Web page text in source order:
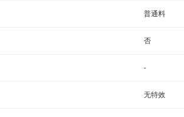
普通料
否
-
无特效